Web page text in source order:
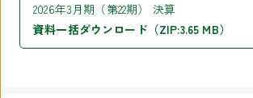
2026年3月期（第22期） 決算
資料一括ダウンロード（ZIP:3.65 MB）